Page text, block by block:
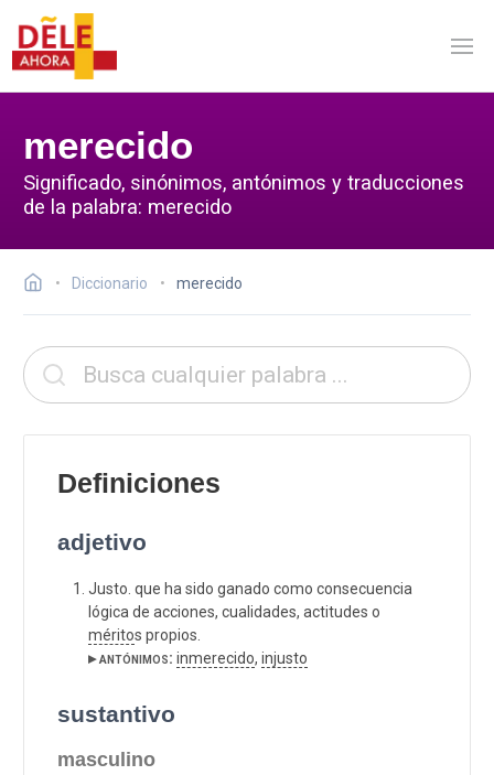
merecido
Significado, sinónimos, antónimos y traducciones
de la palabra: merecido
Diccionario merecido
Definiciones
adjetivo
Justo. que ha sido ganado como consecuencia
lógica de acciones, cualidades, actitudes o
méritos propios.
▸ antónimos: inmerecido, injusto
sustantivo
masculino